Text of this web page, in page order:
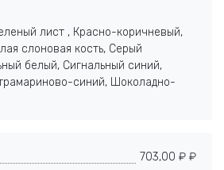
лист , Красно-коричневый,
слоновая кость, Серый
белый, Сигнальный синий,
синий, Шоколадно-
703,00 ₽ ₽